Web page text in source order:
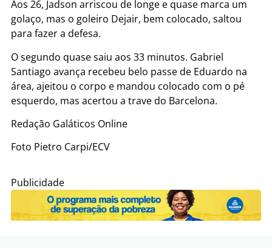
Aos 26, Jadson arriscou de longe e quase marca um
golaço, mas o goleiro Dejair, bem colocado, saltou
para fazer a defesa.
O segundo quase saiu aos 33 minutos. Gabriel
Santiago avança recebeu belo passe de Eduardo na
área, ajeitou o corpo e mandou colocado com o pé
esquerdo, mas acertou a trave do Barcelona.
Redação Galáticos Online
Foto Pietro Carpi/ECV
Publicidade